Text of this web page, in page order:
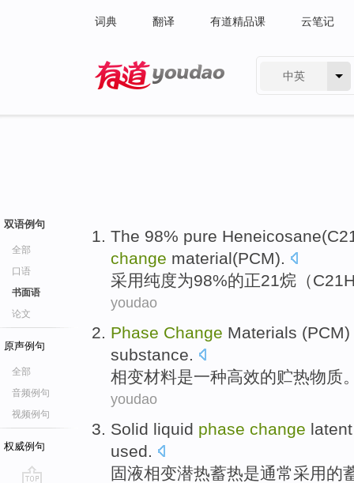
词典 翻译 有道精品课 云笔记
中英
双语例句
全部
口语
书面语
论文
原声例句
全部
音频例句
视频例句
权威例句
The 98% pure Heneicosane(
change material(PCM).
采用纯度为98%的正21烷（
youdao
Phase Change Materials (PCM)
substance.
相变材料是一种高效的贮热物质
youdao
Solid liquid phase change latent
used
固液相变潜热蓄热是通常采用的